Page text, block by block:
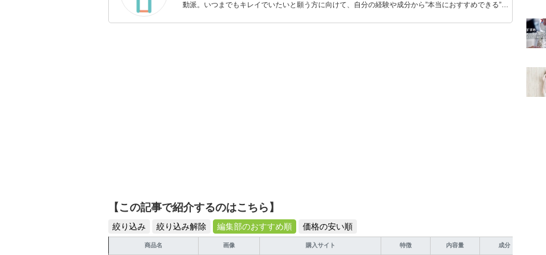
動派。いつまでもキレイでいたいと願う方に向けて、自分の経験や成分から”本当におすすめできる”も
【この記事で紹介するのはこちら】
絞り込み 絞り込み解除 編集部のおすすめ順 価格の安い順
商品名 画像 購入サイト 特徴 内容量 成分